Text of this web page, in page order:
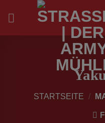
STARTSEITE /